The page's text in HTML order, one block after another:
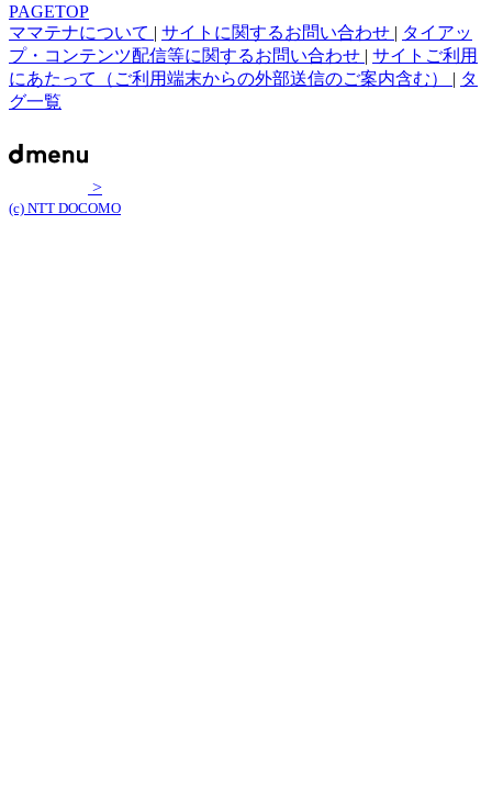
PAGETOP
ママテナについて | サイトに関するお問い合わせ | タイアッ
プ・コンテンツ配信等に関するお問い合わせ | サイトご利用
にあたって（ご利用端末からの外部送信のご案内含む） | タ
グ一覧
>
(c) NTT DOCOMO